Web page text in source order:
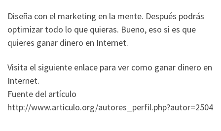
Diseña con el marketing en la mente. Después podrás
optimizar todo lo que quieras. Bueno, eso si es que
quieres ganar dinero en Internet.
Visita el siguiente enlace para ver como ganar dinero en
Internet.
Fuente del artículo
http://www.articulo.org/autores_perfil.php?autor=2504